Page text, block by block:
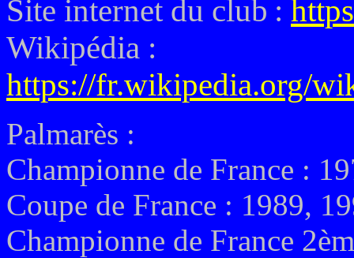
Site internet du club :
Wikipédia :
https://fr.wikipedia.org/
Palmarès :
Championne de France :
Coupe de France : 1989,
Championne de France